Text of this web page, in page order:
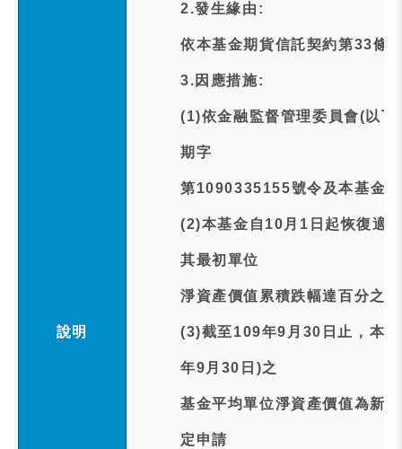
說明
2.發生緣由:
依本基金期貨信託契約第33條
3.因應措施:
(1)依金融監督管理委員會(以
期字
第1090335155號令及本基金
(2)本基金自10月1日起恢復適
其最初單位
淨資產價值累積跌幅達百分之
(3)截至109年9月30日止，本
年9月30日)之
基金平均單位淨資產價值為新
定申請